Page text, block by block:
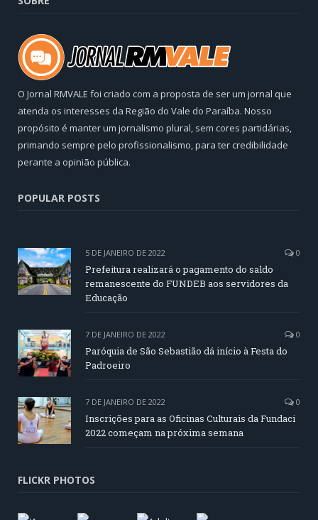
O Jornal RMVALE foi criado com a proposta de ser um jornal que
atenda os interesses da Região do Vale do Paraíba. Nosso
propósito é manter um jornalismo plural, sem cores partidárias,
primando sempre pelo profissionalismo, para ter credibilidade
perante a opinião pública.
POPULAR POSTS
5 DE JANEIRO DE 2022 0
Prefeitura realizará o pagamento do saldo
remanescente do FUNDEB aos servidores da
Educação
7 DE JANEIRO DE 2022 0
Paróquia de São Sebastião dá início à Festa do
Padroeiro
7 DE JANEIRO DE 2022 0
Inscrições para as Oficinas Culturais da Fundaci
2022 começam na próxima semana
FLICKR PHOTOS